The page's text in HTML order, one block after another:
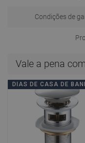
Condições de
Vale a pena
DIAS DE CASA DE